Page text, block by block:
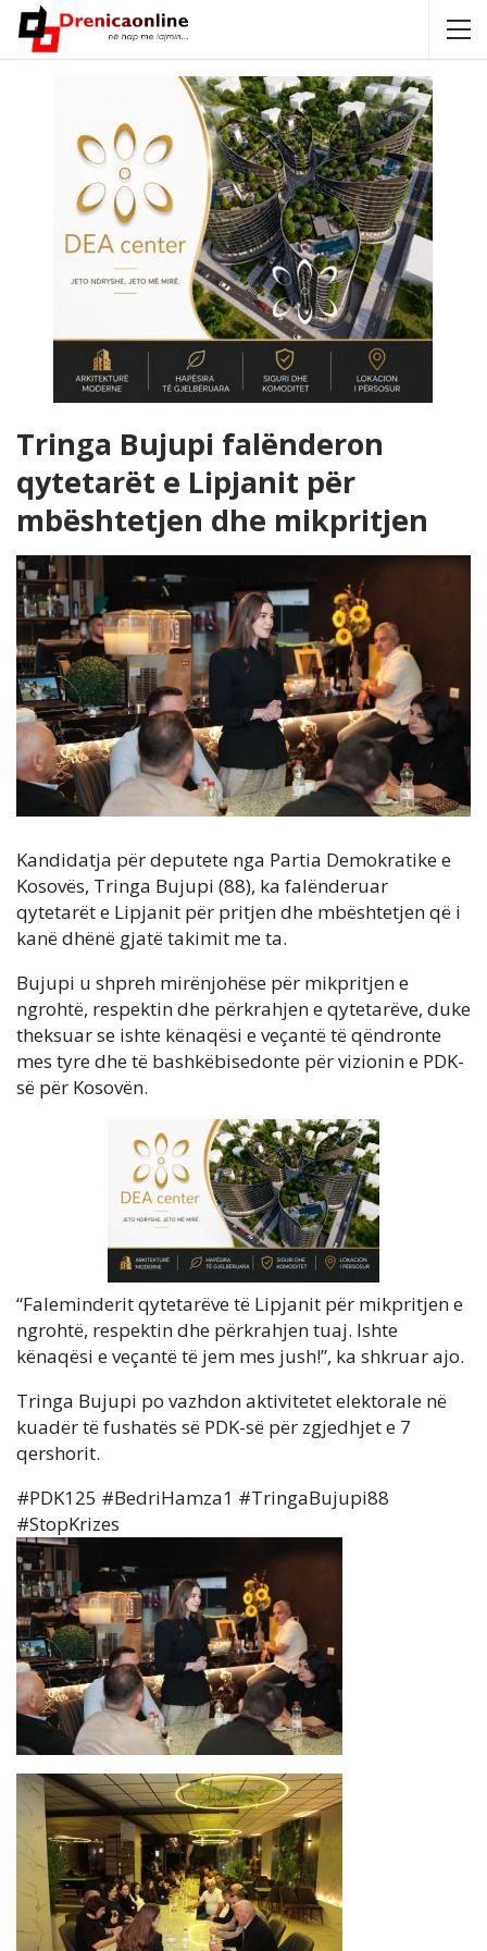
Tringa Bujupi falënderon
qytetarët e Lipjanit për
mbështetjen dhe mikpritjen
Kandidatja për deputete nga Partia Demokratike e
Kosovës, Tringa Bujupi (88), ka falënderuar
qytetarët e Lipjanit për pritjen dhe mbështetjen që i
kanë dhënë gjatë takimit me ta.
Bujupi u shpreh mirënjohëse për mikpritjen e
ngrohtë, respektin dhe përkrahjen e qytetarëve, duke
theksuar se ishte kënaqësi e veçantë të qëndronte
mes tyre dhe të bashkëbisedonte për vizionin e PDK-
së për Kosovën.
“Faleminderit qytetarëve të Lipjanit për mikpritjen e
ngrohtë, respektin dhe përkrahjen tuaj. Ishte
kënaqësi e veçantë të jem mes jush!”, ka shkruar ajo.
Tringa Bujupi po vazhdon aktivitetet elektorale në
kuadër të fushatës së PDK-së për zgjedhjet e 7
qershorit.
#PDK125 #BedriHamza1 #TringaBujupi88
#StopKrizes